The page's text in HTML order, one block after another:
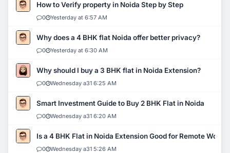
How to Verify property in Noida Step by Step
0 Yesterday at 6:57 AM
Why does a 4 BHK flat Noida offer better privacy?
0 Yesterday at 6:30 AM
Why should I buy a 3 BHK flat in Noida Extension?
0 Wednesday a31 6:25 AM
Smart Investment Guide to Buy 2 BHK Flat in Noida
0 Wednesday a31 6:20 AM
Is a 4 BHK Flat in Noida Extension Good for Remote Work?
0 Wednesday a31 5:26 AM